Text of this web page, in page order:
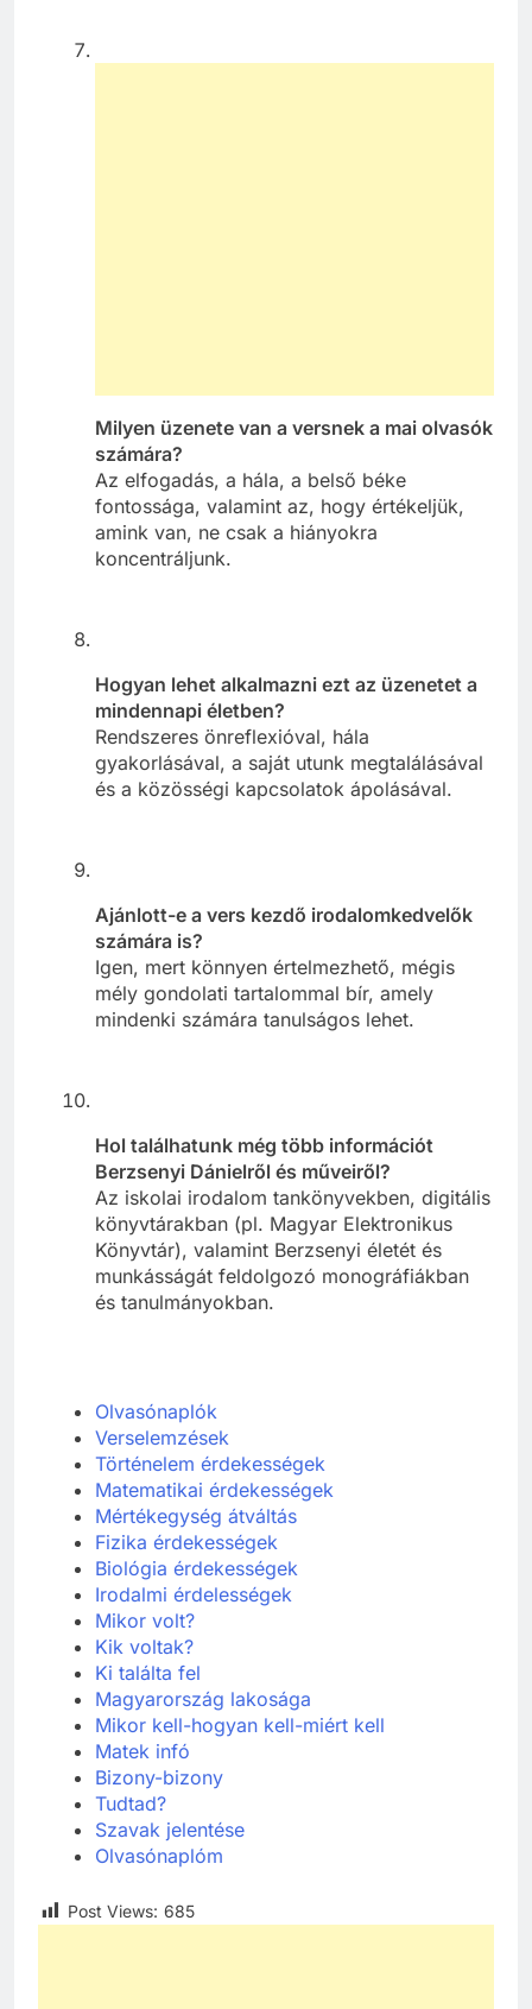
Milyen üzenete van a versnek a mai olvasók
számára?
Az elfogadás, a hála, a belső béke
fontossága, valamint az, hogy értékeljük,
amink van, ne csak a hiányokra
koncentráljunk.
Hogyan lehet alkalmazni ezt az üzenetet a
mindennapi életben?
Rendszeres önreflexióval, hála
gyakorlásával, a saját utunk megtalálásával
és a közösségi kapcsolatok ápolásával.
Ajánlott-e a vers kezdő irodalomkedvelők
számára is?
Igen, mert könnyen értelmezhető, mégis
mély gondolati tartalommal bír, amely
mindenki számára tanulságos lehet.
Hol találhatunk még több információt
Berzsenyi Dánielről és műveiről?
Az iskolai irodalom tankönyvekben, digitális
könyvtárakban (pl. Magyar Elektronikus
Könyvtár), valamint Berzsenyi életét és
munkásságát feldolgozó monográfiákban
és tanulmányokban.
Olvasónaplók
Verselemzések
Történelem érdekességek
Matematikai érdekességek
Mértékegység átváltás
Fizika érdekességek
Biológia érdekességek
Irodalmi érdelességek
Mikor volt?
Kik voltak?
Ki találta fel
Magyarország lakosága
Mikor kell-hogyan kell-miért kell
Matek infó
Bizony-bizony
Tudtad?
Szavak jelentése
Olvasónaplóm
Post Views: 685